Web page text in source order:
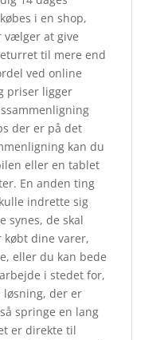
i en shop,
vælger at give
til mere end
ved online
priser ligger
der er på det
kan du
eller en tablet
En anden ting
indrette sig
synes, de skal
dine varer,
eller du kan bede
i stedet for,
der er
springe en lang
er direkte til